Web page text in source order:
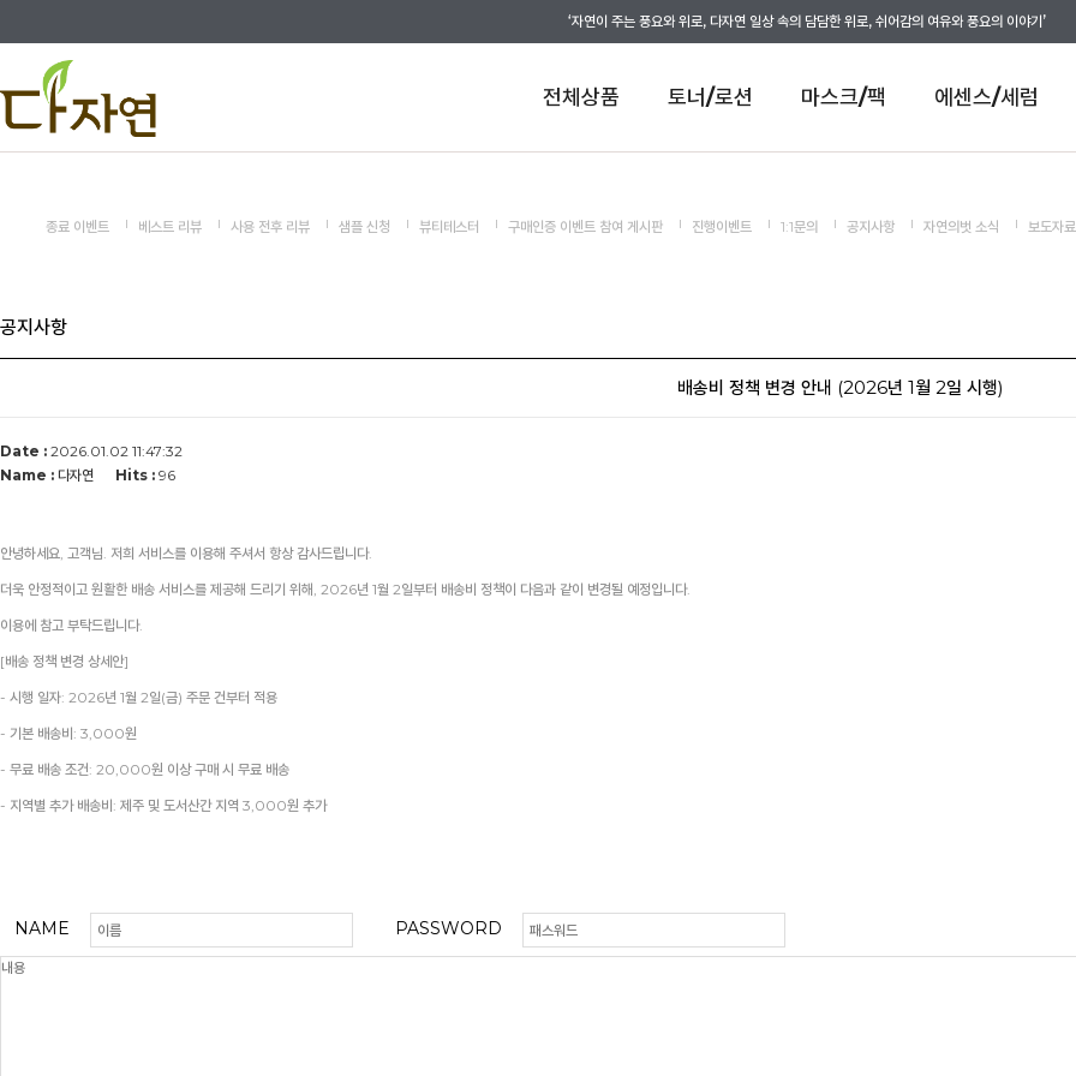
‘자연이 주는 풍요와 위로, 다자연 일상 속의 담담한 위로, 쉬어감의 여유와 풍요의 이야기’
전체상품 토너/로션 마스크/팩 에센스/세럼
종료 이벤트 베스트 리뷰 사용 전후 리뷰 샘플 신청 뷰티테스터 구매인증 이벤트 참여 게시판 진행이벤트 1:1문의 공지사항 자연의벗 소식 보도자료
공지사항
배송비 정책 변경 안내 (2026년 1월 2일 시행)
Date : 2026.01.02 11:47:32
Name : 다자연 Hits : 96
안녕하세요, 고객님. 저희 서비스를 이용해 주셔서 항상 감사드립니다.
더욱 안정적이고 원활한 배송 서비스를 제공해 드리기 위해, 2026년 1월 2일부터 배송비 정책이 다음과 같이 변경될 예정입니다.
이용에 참고 부탁드립니다.
[배송 정책 변경 상세안]
- 시행 일자: 2026년 1월 2일(금) 주문 건부터 적용
- 기본 배송비: 3,000원
- 무료 배송 조건: 20,000원 이상 구매 시 무료 배송
- 지역별 추가 배송비: 제주 및 도서산간 지역 3,000원 추가
NAME PASSWORD